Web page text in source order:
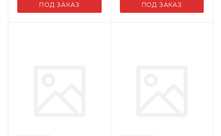
ПОД ЗАКАЗ ПОД ЗАКАЗ